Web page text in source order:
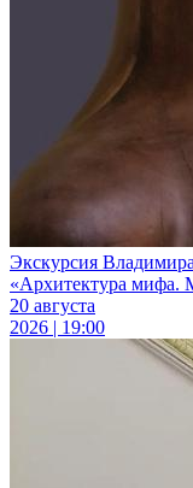
Экскурсия
«Архитектура мифа.
20 августа
2026 | 19:00